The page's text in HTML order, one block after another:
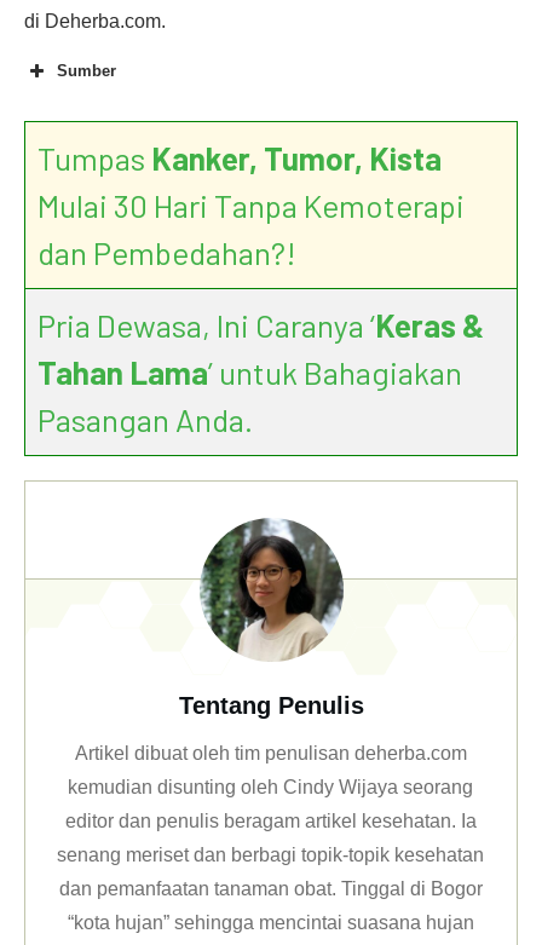
di Deherba.com.
Sumber
Tumpas Kanker, Tumor, Kista
Mulai 30 Hari Tanpa Kemoterapi
dan Pembedahan?!
Pria Dewasa, Ini Caranya ‘Keras &
Tahan Lama’ untuk Bahagiakan
Pasangan Anda.
Tentang Penulis
Artikel dibuat oleh tim penulisan deherba.com
kemudian disunting oleh Cindy Wijaya seorang
editor dan penulis beragam artikel kesehatan. Ia
senang meriset dan berbagi topik-topik kesehatan
dan pemanfaatan tanaman obat. Tinggal di Bogor
“kota hujan” sehingga mencintai suasana hujan